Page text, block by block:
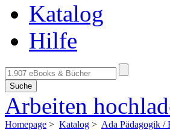
Katalog
Hilfe
Suche
Arbeiten
Homepage > Katalog > Ada Pädagogik /